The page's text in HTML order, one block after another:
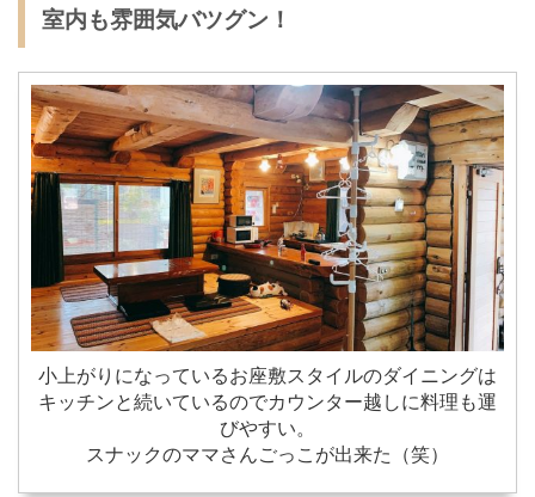
室内も雰囲気バツグン！
小上がりになっているお座敷スタイルのダイニングは
キッチンと続いているのでカウンター越しに料理も運
びやすい。
スナックのママさんごっこが出来た（笑）